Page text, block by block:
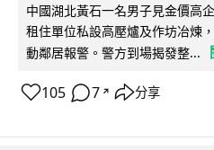
中國湖北黃石一名男子見金價高
租住單位私設高壓爐及作坊冶煉
動鄰居報警。警方到場揭發整...
105 7 ↗ 分享